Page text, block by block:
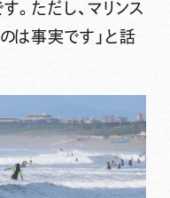
。ただし、マリンス
は事実です」と話